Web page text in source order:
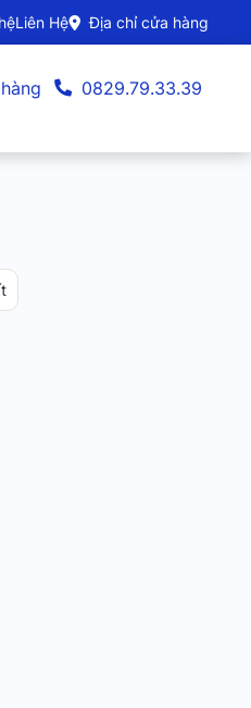
Liên Hệ Địa chỉ cửa hàng
0829.79.33.39